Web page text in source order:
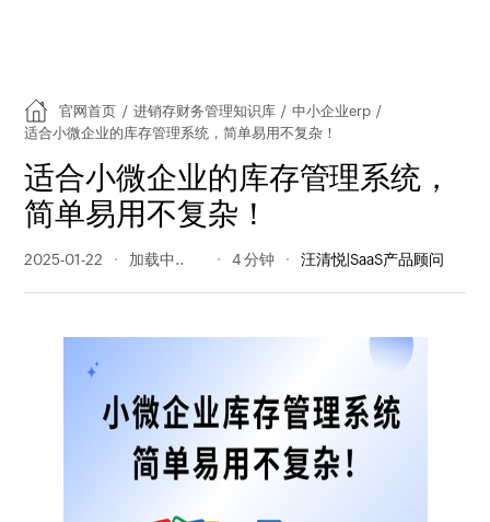
官网首页 / 进销存财务管理知识库 / 中小企业erp /
适合小微企业的库存管理系统，简单易用不复杂！
适合小微企业的库存管理系统，
简单易用不复杂！
2025-01-22 286 阅读量 4 分钟 汪清悦|SaaS产品顾问